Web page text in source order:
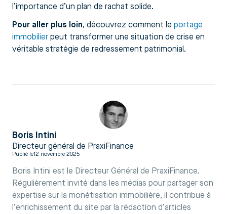
l’importance d’un plan de rachat solide.
Pour aller plus loin, découvrez comment le portage
immobilier peut transformer une situation de crise en
véritable stratégie de redressement patrimonial.
Boris Intini
Directeur général de PraxiFinance
Publié le12 novembre 2025
Boris Intini est le Directeur Général de PraxiFinance.
Régulièrement invité dans les médias pour partager son
expertise sur la monétisation immobilière, il contribue à
l’enrichissement du site par la rédaction d’articles